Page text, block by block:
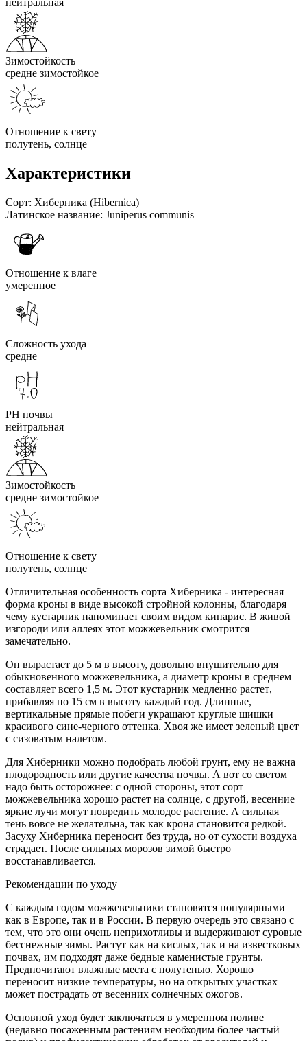
Зимостойкость
средне зимостойкое
Отношение к свету
полутень, солнце
Характеристики
Сорт: Хиберника (Hibernica)
Латинское название: Juniperus communis
Отношение к влаге
умеренное
Сложность ухода
средне
PH почвы
нейтральная
Зимостойкость
средне зимостойкое
Отношение к свету
полутень, солнце
Отличительная особенность сорта Хиберника - интересная
форма кроны в виде высокой стройной колонны, благодаря
чему кустарник напоминает своим видом кипарис. В живой
изгороди или аллеях этот можжевельник смотрится
замечательно.
Он вырастает до 5 м в высоту, довольно внушительно для
обыкновенного можжевельника, а диаметр кроны в среднем
составляет всего 1,5 м. Этот кустарник медленно растет,
прибавляя по 15 см в высоту каждый год. Длинные,
вертикальные прямые побеги украшают круглые шишки
красивого сине-черного оттенка. Хвоя же имеет зеленый цвет
с сизоватым налетом.
Для Хиберники можно подобрать любой грунт, ему не важна
плодородность или другие качества почвы. А вот со светом
надо быть осторожнее: с одной стороны, этот сорт
можжевельника хорошо растет на солнце, с другой, весенние
яркие лучи могут повредить молодое растение. А сильная
тень вовсе не желательна, так как крона становится редкой.
Засуху Хиберника переносит без труда, но от сухости воздуха
страдает. После сильных морозов зимой быстро
восстанавливается.
Рекомендации по уходу
С каждым годом можжевельники становятся популярными
как в Европе, так и в России. В первую очередь это связано с
тем, что это они очень неприхотливы и выдерживают суровые
бесснежные зимы. Растут как на кислых, так и на известковых
почвах, им подходят даже бедные каменистые грунты.
Предпочитают влажные места с полутенью. Хорошо
переносит низкие температуры, но на открытых участках
может пострадать от весенних солнечных ожогов.
Основной уход будет заключаться в умеренном поливе
(недавно посаженным растениям необходим более частый